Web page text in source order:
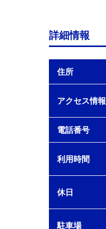
詳細情報
住所
アクセス情報
電話番号
利用時間
休日
駐車場